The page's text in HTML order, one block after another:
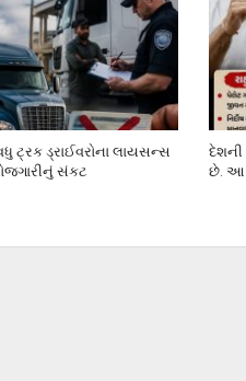
ટ્રક ડ્રાઈવરોના લાયસન્સ
સંકટ
દેશની
છે. આ